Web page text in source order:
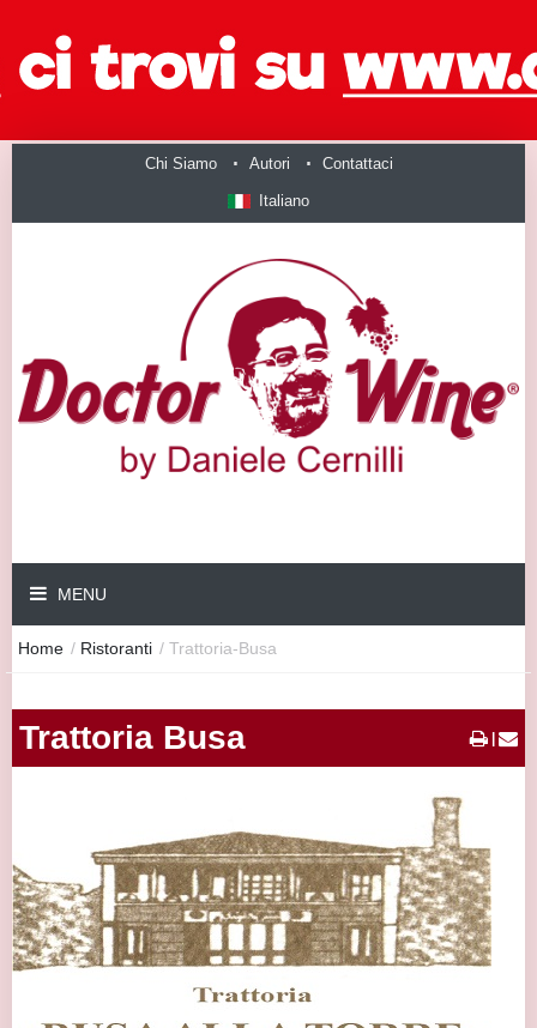
Chi Siamo Autori Contattaci
Italiano
MENU
Home / Ristoranti / Trattoria-Busa
Trattoria Busa |